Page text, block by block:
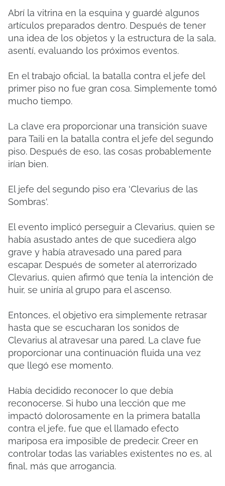
Abrí la vitrina en la esquina y guardé algunos
artículos preparados dentro. Después de tener
una idea de los objetos y la estructura de la sala,
asentí, evaluando los próximos eventos.
En el trabajo oficial, la batalla contra el jefe del
primer piso no fue gran cosa. Simplemente tomó
mucho tiempo.
La clave era proporcionar una transición suave
para Taili en la batalla contra el jefe del segundo
piso. Después de eso, las cosas probablemente
irían bien.
El jefe del segundo piso era 'Clevarius de las
Sombras'.
El evento implicó perseguir a Clevarius, quien se
había asustado antes de que sucediera algo
grave y había atravesado una pared para
escapar. Después de someter al aterrorizado
Clevarius, quien afirmó que tenía la intención de
huir, se uniría al grupo para el ascenso.
Entonces, el objetivo era simplemente retrasar
hasta que se escucharan los sonidos de
Clevarius al atravesar una pared. La clave fue
proporcionar una continuación fluida una vez
que llegó ese momento.
Había decidido reconocer lo que debía
reconocerse. Si hubo una lección que me
impactó dolorosamente en la primera batalla
contra el jefe, fue que el llamado efecto
mariposa era imposible de predecir. Creer en
controlar todas las variables existentes no es, al
final, más que arrogancia.